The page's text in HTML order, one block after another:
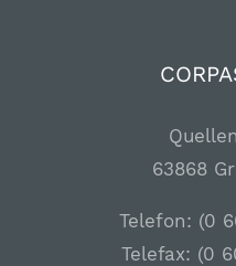
63868
Telefon: (0
Telefax: (0